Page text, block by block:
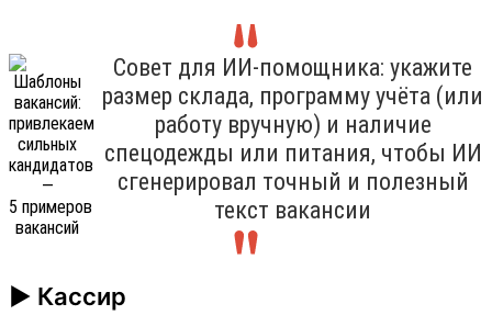
Совет для ИИ-помощника: укажите
размер склада, программу учёта (или
работу вручную) и наличие
спецодежды или питания, чтобы ИИ
сгенерировал точный и полезный
текст вакансии
► Кассир